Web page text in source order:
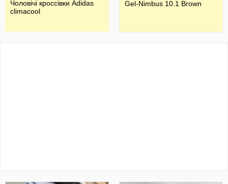
Чоловічі кроссівки Adidas
climacool
Gel-Nimbus 10.1 Brown